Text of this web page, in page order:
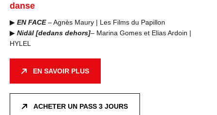
danse
▶ EN FACE– Agnès Maury | Les Films du Papillon
▶ Nidāl [dedans dehors]– Marina Gomes et Elias Ardoin |
HYLEL
EN SAVOIR PLUS
ACHETER UN PASS 3 JOURS